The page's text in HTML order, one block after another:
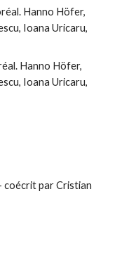
Hanno Höfer,
Ioana Uricaru,
Hanno Höfer,
Ioana Uricaru,
coécrit par Cristian